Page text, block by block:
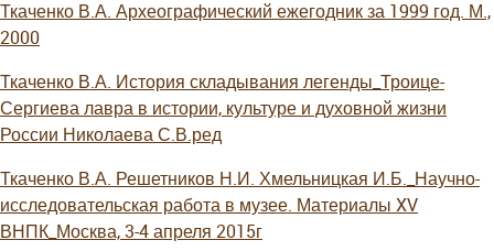
Ткаченко В.А. Археографический ежегодник за 1999 год. М.,
2000
Ткаченко В.А. История складывания легенды_Троице-
Сергиева лавра в истории, культуре и духовной жизни
России Николаева С.В.ред
Ткаченко В.А. Решетников Н.И. Хмельницкая И.Б._Научно-
исследовательская работа в музее. Материалы XV
ВНПК_Москва, 3-4 апреля 2015г